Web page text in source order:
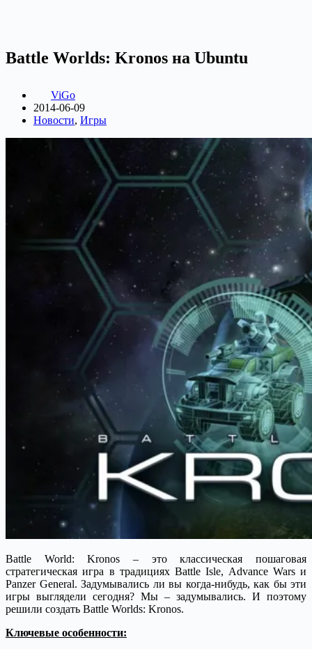
Battle Worlds: Kronos на Ubuntu
ViGo
2014-06-09
Новости, Игры
Battle World: Kronos – это классическая пошаговая
стратегическая игра в традициях Battle Isle, Advance Wars и
Panzer General. Задумывались ли вы когда-нибудь, как бы эти
игры выглядели сегодня? Мы – задумывались. И поэтому
решили создать Battle Worlds: Kronos.
Ключевые особенности: